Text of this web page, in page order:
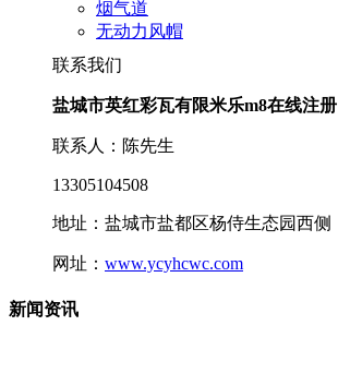
烟气道
无动力风帽
联系我们
盐城市英红彩瓦有限米乐m8在线注册
联系人：陈先生
13305104508
地址：盐城市盐都区杨侍生态园西侧
网址： www.ycyhcwc.com
新闻资讯